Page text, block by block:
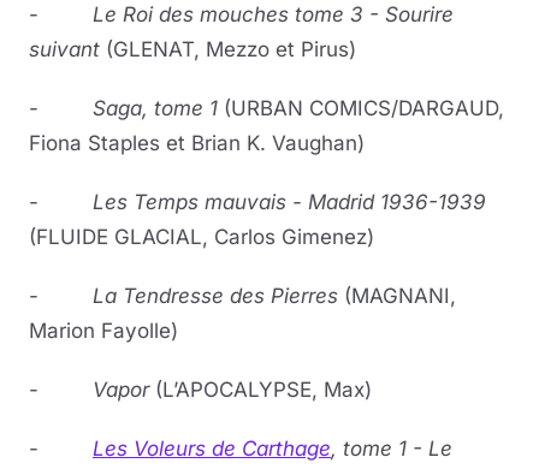
- Le Roi des mouches tome 3 - Sourire
suivant (GLENAT, Mezzo et Pirus)
- Saga, tome 1 (URBAN COMICS/DARGAUD,
Fiona Staples et Brian K. Vaughan)
- Les Temps mauvais - Madrid 1936-1939
(FLUIDE GLACIAL, Carlos Gimenez)
- La Tendresse des Pierres (MAGNANI,
Marion Fayolle)
- Vapor(L’APOCALYPSE, Max)
- Les Voleurs de Carthage, tome 1 - Le